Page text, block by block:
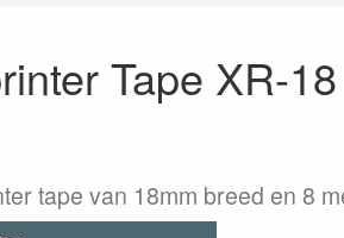
Tape XR-
tape van 18mm breed en 8